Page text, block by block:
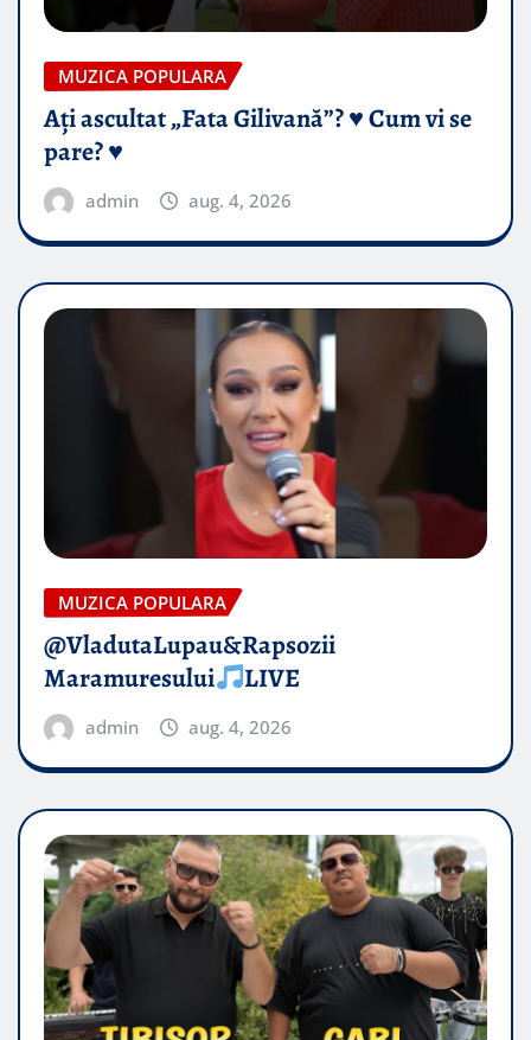
MUZICA POPULARA
Ați ascultat „Fata Gilivană”? ♥️ Cum vi se
pare? ♥️
admin aug. 4, 2026
MUZICA POPULARA
@VladutaLupau&Rapsozii
Maramuresului
LIVE
admin aug. 4, 2026